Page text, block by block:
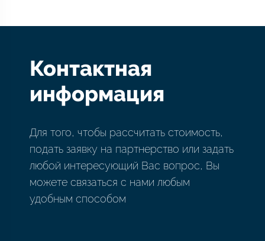
записям
Контактная
информация
Для того, чтобы рассчитать стоимость,
подать заявку на партнерство или задать
любой интересующий Вас вопрос, Вы
можете связаться с нами любым
удобным способом